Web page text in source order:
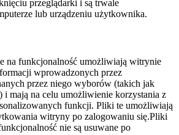
przeglądarki i są trwale
lub urządzeniu użytkownika.
na funkcjonalność umożliwiają witrynie
wprowadzonych przez
przez niego wyborów (takich jak
i mają na celu umożliwienie korzystania z
funkcji. Pliki te umożliwiają
witryny po zalogowaniu się.Pliki
nie są usuwane po